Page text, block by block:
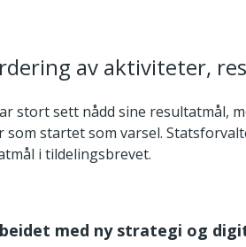
av aktiviteter,
stort sett nådd sine resultatmål,
som startet som varsel.
i tildelingsbrevet.
med ny strategi og